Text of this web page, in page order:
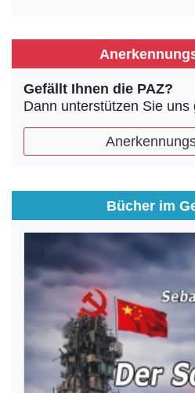
Gefällt Ihnen die PAZ?
Dann unterstützen Sie uns
Bücher im